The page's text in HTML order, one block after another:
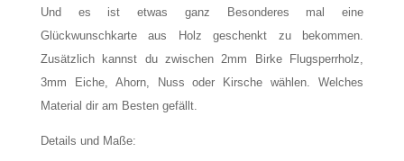
Und es ist etwas ganz Besonderes mal eine
Glückwunschkarte aus Holz geschenkt zu bekommen.
Zusätzlich kannst du zwischen 2mm Birke Flugsperrholz,
3mm Eiche, Ahorn, Nuss oder Kirsche wählen. Welches
Material dir am Besten gefällt.
Details und Maße: